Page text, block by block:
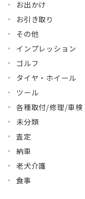
お出かけ
お引き取り
その他
インプレッション
ゴルフ
タイヤ・ホイール
ツール
各種取付/修理/車検
未分類
査定
納車
老犬介護
食事